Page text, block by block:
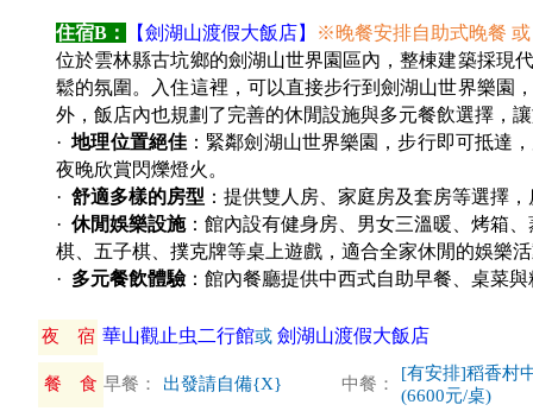
住宿B： 【劍湖山渡假大飯店】
※晚餐安排自助式晚餐 或
位於雲林縣古坑鄉的劍湖山世界園區內，整棟建築採現
鬆的氛圍。入住這裡，可以直接步行到劍湖山世界樂園
外，飯店內也規劃了完善的休閒設施與多元餐飲選擇，
·地理位置絕佳 ：緊鄰劍湖山世界樂園，步行即可抵達
夜晚欣賞閃爍燈火。
· 舒適多樣的房型 ：提供雙人房、家庭房及套房等選擇
· 休閒娛樂設施：館內設有健身房、男女三溫暖、烤箱
棋、五子棋、撲克牌等桌上遊戲，適合全家休閒的娛樂
· 多元餐飲體驗：館內餐廳提供中西式自助早餐、桌菜
夜 宿 華山觀止虫二行館或 劍湖山渡假大飯店
餐 食 早餐： 出發請自備{X} 中餐：
[有安排]稻香村
(6600元/桌)